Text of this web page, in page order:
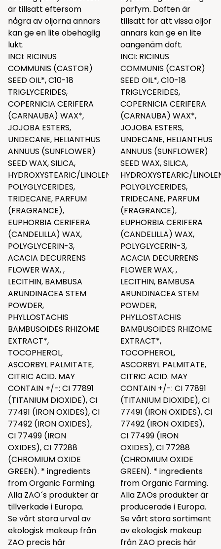
är tillsatt eftersom
några av oljorna annars
kan ge en lite obehaglig
lukt.
INCI: RICINUS
COMMUNIS (CASTOR)
SEED OIL*, C10-18
TRIGLYCERIDES,
COPERNICIA CERIFERA
(CARNAUBA) WAX*,
JOJOBA ESTERS,
UNDECANE, HELIANTHUS
ANNUUS (SUNFLOWER)
SEED WAX, SILICA,
HYDROXYSTEARIC/LINOLENIC/OLEIC
POLYGLYCERIDES,
TRIDECANE, PARFUM
(FRAGRANCE),
EUPHORBIA CERIFERA
(CANDELILLA) WAX,
POLYGLYCERIN-3,
ACACIA DECURRENS
FLOWER WAX, ,
LECITHIN, BAMBUSA
ARUNDINACEA STEM
POWDER,
PHYLLOSTACHIS
BAMBUSOIDES RHIZOME
EXTRACT*,
TOCOPHEROL,
ASCORBYL PALMITATE,
CITRIC ACID. MAY
CONTAIN +/-: CI 77891
(TITANIUM DIOXIDE), CI
77491 (IRON OXIDES), CI
77492 (IRON OXIDES),
CI 77499 (IRON
OXIDES), CI 77288
(CHROMIUM OXIDE
GREEN). * ingredients
from Organic Farming.
Alla ZAO´s produkter är
tillverkade i Europa.
Se vårt stora urval av
ekologisk makeup från
ZAO precis här
parfym. Doften är
tillsatt för att vissa oljor
annars kan ge en lite
oangenäm doft.
INCI: RICINUS
COMMUNIS (CASTOR)
SEED OIL*, C10-18
TRIGLYCERIDES,
COPERNICIA CERIFERA
(CARNAUBA) WAX*,
JOJOBA ESTERS,
UNDECANE, HELIANTHUS
ANNUUS (SUNFLOWER)
SEED WAX, SILICA,
HYDROXYSTEARIC/
POLYGLYCERIDES,
TRIDECANE, PARFUM
(FRAGRANCE),
EUPHORBIA CERIFERA
(CANDELILLA) WAX,
POLYGLYCERIN-3,
ACACIA DECURRENS
FLOWER WAX, ,
LECITHIN, BAMBUSA
ARUNDINACEA STEM
POWDER,
PHYLLOSTACHIS
BAMBUSOIDES RHIZOME
EXTRACT*,
TOCOPHEROL,
ASCORBYL PALMITATE,
CITRIC ACID. MAY
CONTAIN +/-: CI 77891
(TITANIUM DIOXIDE), CI
77491 (IRON OXIDES), CI
77492 (IRON OXIDES),
CI 77499 (IRON
OXIDES), CI 77288
(CHROMIUM OXIDE
GREEN). * ingredients
from Organic Farming.
Alla ZAOs produkter är
producerade i Europa.
Se vårt stora sortiment
av ekologisk makeup
från ZAO precis här